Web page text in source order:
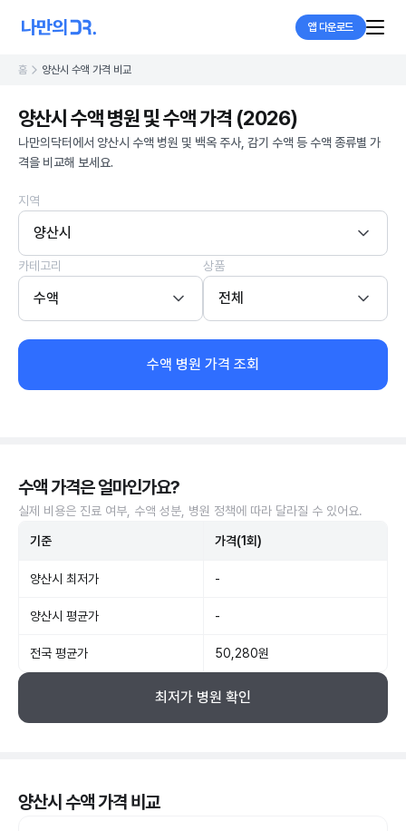
앱 다운로드
홈 양산시 수액 가격 비교
양산시 수액 병원 및 수액 가격 (2026)
나만의닥터에서 양산시 수액 병원 및 백옥 주사, 감기 수액 등 수액 종류별 가
격을 비교해 보세요.
지역
양산시
카테고리
수액
상품
전체
수액 병원 가격 조회
수액 가격은 얼마인가요?
실제 비용은 진료 여부, 수액 성분, 병원 정책에 따라 달라질 수 있어요.
기준 가격(1회)
양산시 최저가 -
양산시 평균가 -
전국 평균가 50,280원
최저가 병원 확인
양산시 수액 가격 비교